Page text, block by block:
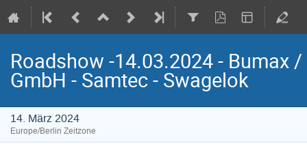
Roadshow -14.03.2024 - Bumax
GmbH - Samtec - Swagelok
14. März 2024
Europe/Berlin Zeitzone